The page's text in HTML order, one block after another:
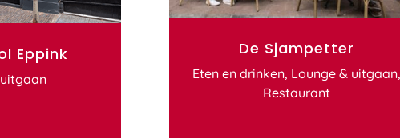
Eppink De Sjampetter
Eten en drinken, Lounge & uitgaan,
Restaurant